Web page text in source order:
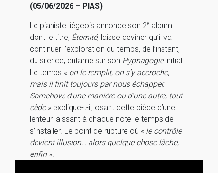
(05/06/2026 – PIAS)
Le pianiste liégeois annonce son 2e album
dont le titre, Éternité, laisse deviner qu’il va
continuer l’exploration du temps, de l’instant,
du silence, entamé sur son Hypnagogieinitial.
Le temps « on le remplit, on s’y accroche,
mais il finit toujours par nous échapper.
Somehow, d’une manière ou d’une autre, tout
cède » explique-t-il, osant cette pièce d’une
lenteur laissant à chaque note le temps de
s’installer. Le point de rupture où « le contrôle
devient illusion… alors quelque chose lâche,
enfin».